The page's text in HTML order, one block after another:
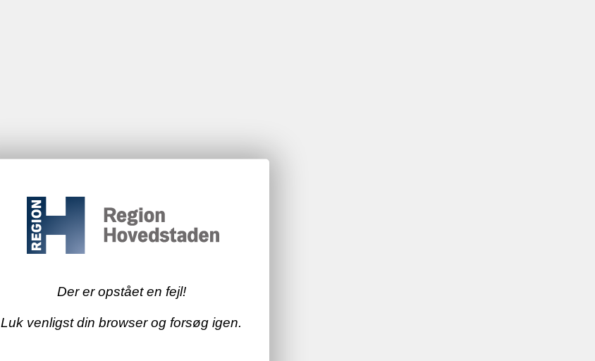
Der er opstået en fejl!
Luk venligst din browser og forsøg igen.